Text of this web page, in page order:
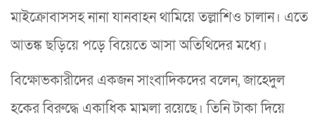
মাইক্রোবাসসহ নানা যানবাহন থামিয়ে তল্লাশিও চালান। এতে
আতঙ্ক ছড়িয়ে পড়ে বিয়েতে আসা অতিথিদের মধ্যে।
বিক্ষোভকারীদের একজন সাংবাদিকদের বলেন, জাহেদুল
হকের বিরুদ্ধে একাধিক মামলা রয়েছে। তিনি টাকা দিয়ে